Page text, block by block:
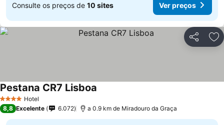
Consulte os preços de 10 sites Ver preços
Partilhar
4 EstrelasHotel
Pestana CR7 Lisboa
8,8 Excelente 6.072 a 0.9 km de Miradouro da Graça